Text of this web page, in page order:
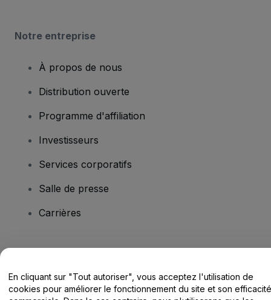
Notre entreprise
À propos de nous
Distribution ouverte
Programme d'affiliation
Investisseurs
Services corporatifs
Salle de presse
Carrières
Centre d'assistance / Nous contacter
En cliquant sur "Tout autoriser", vous acceptez l'utilisation de
cookies pour améliorer le fonctionnement du site et son efficacité